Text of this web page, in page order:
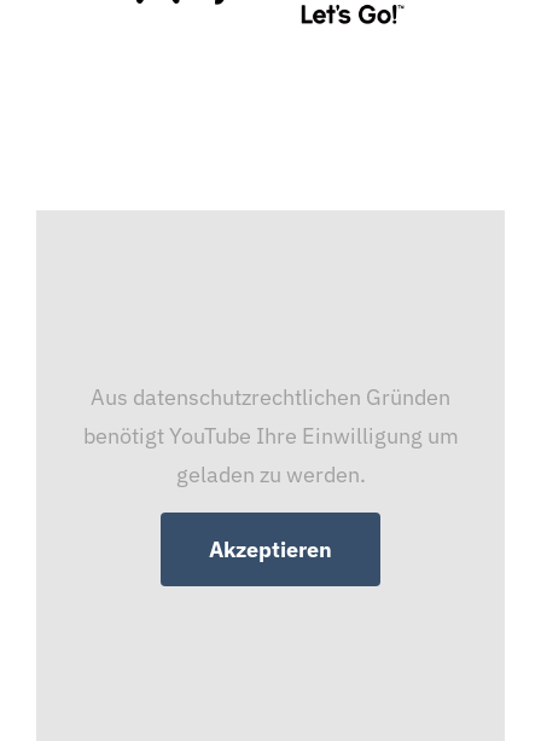
Aus datenschutzrechtlichen Gründen
benötigt YouTube Ihre Einwilligung um
geladen zu werden.
Akzeptieren